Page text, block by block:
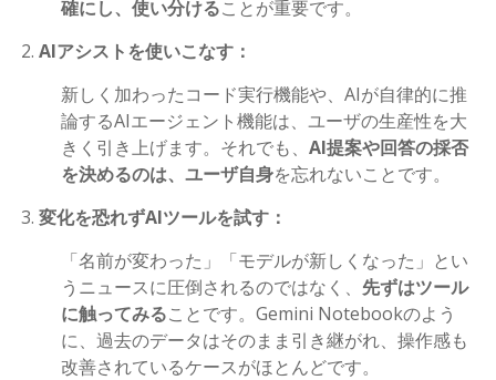
確にし、使い分けることが重要です。
AIアシストを使いこなす：
新しく加わったコード実行機能や、 AIが自律的に推
論するAIエージェント機能は、ユーザの生産性を大
きく引き上げます。それでも、 AI提案や回答の採否
を決めるのは、ユーザ自身を忘れないことです。
変化を恐れずAIツールを試す：
「名前が変わった」「モデルが新しくなった」とい
うニュースに圧倒されるのではなく、 先ずはツール
に触ってみることです。 Gemini Notebookのよう
に、過去のデータはそのまま引き継がれ、操作感も
改善されているケースがほとんどです。